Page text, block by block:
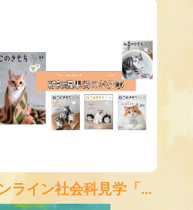
ライン社会科見学「...